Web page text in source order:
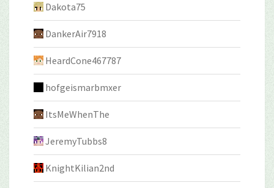
Dakota75
DankerAir7918
HeardCone467787
hofgeismarbmxer
ItsMeWhenThe
JeremyTubbs8
KnightKilian2nd